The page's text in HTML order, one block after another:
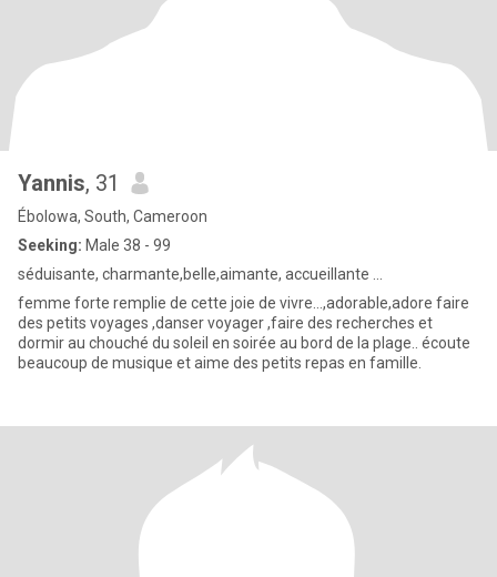
Yannis, 31
Ébolowa, South, Cameroon
Seeking: Male 38 - 99
séduisante, charmante,belle,aimante, accueillante ...
femme forte remplie de cette joie de vivre...,adorable,adore faire
des petits voyages ,danser voyager ,faire des recherches et
dormir au chouché du soleil en soirée au bord de la plage.. écoute
beaucoup de musique et aime des petits repas en famille.